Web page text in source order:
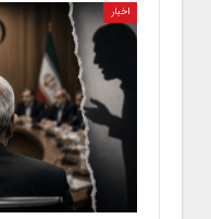
اخبار